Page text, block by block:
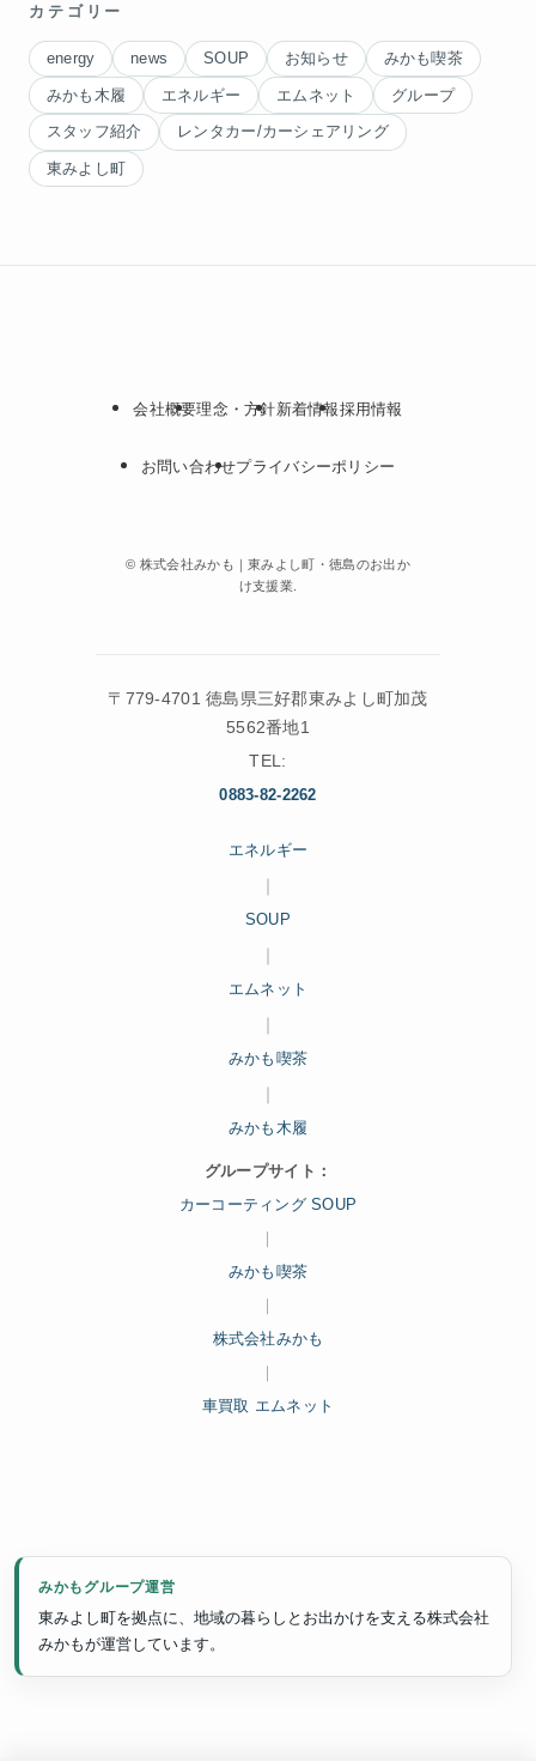
カテゴリー
energy news SOUP お知らせ みかも喫茶
みかも木履 エネルギー エムネット グループ
スタッフ紹介 レンタカー/カーシェアリング
東みよし町
会社概要理念・方針新着情報採用情報
お問い合わせプライバシーポリシー
© 株式会社みかも｜東みよし町・徳島のお出か
け支援業.
〒779-4701 徳島県三好郡東みよし町加茂
5562番地1
TEL:
0883-82-2262
エネルギー
SOUP
エムネット
みかも喫茶
みかも木履
グループサイト：
カーコーティング SOUP
みかも喫茶
株式会社みかも
車買取 エムネット
みかもグループ運営
東みよし町を拠点に、地域の暮らしとお出かけを支える株式会社
みかもが運営しています。